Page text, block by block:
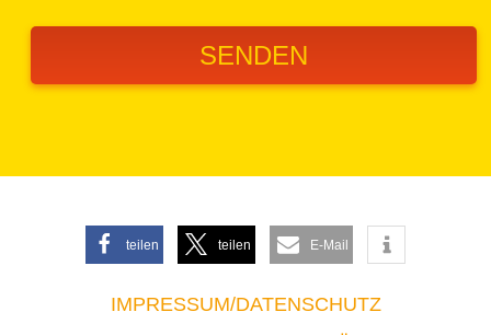
teilen teilen E-Mail
IMPRESSUM/DATENSCHUTZ